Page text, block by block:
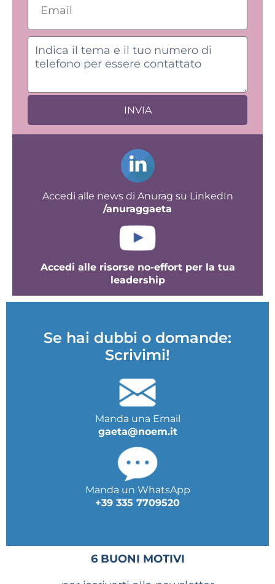
INVIA
Accedi alle news di Anurag su LinkedIn
/anuraggaeta
Accedi alle risorse no-effortper la tua
leadership
Se hai dubbi o domande:
Scrivimi!
Manda una Email
gaeta@noem.it
Manda un WhatsApp
+39 335 7709520
6 BUONI MOTIVI